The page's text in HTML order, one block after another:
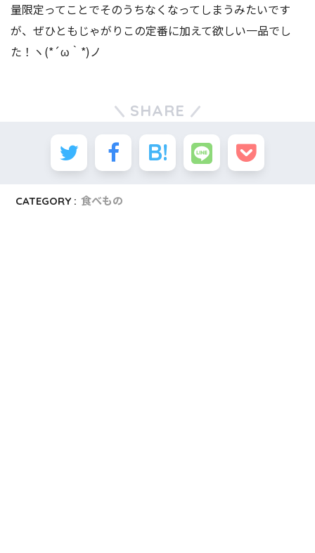
量限定ってことでそのうちなくなってしまうみたいです
が、ぜひともじゃがりこの定番に加えて欲しい一品でし
た！ヽ(*´ω｀*)ノ
SHARE
CATEGORY : 食べもの